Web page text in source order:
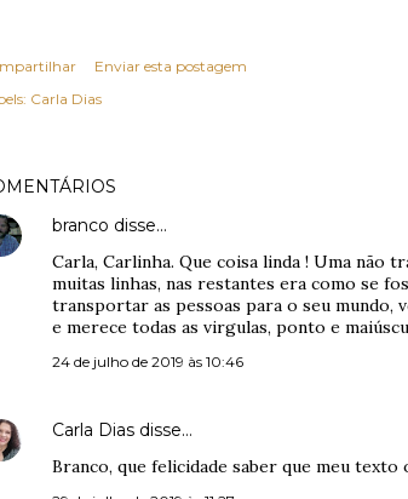
Enviar esta postagem
Carla Dias
branco disse…
Carla, Carlinha. Que coisa linda ! Uma não
muitas linhas, nas restantes era como se
transportar as pessoas para o seu mundo,
e merece todas as virgulas, ponto e
24 de julho de 2019 às 10:46
Carla Dias disse…
Branco, que felicidade saber que meu